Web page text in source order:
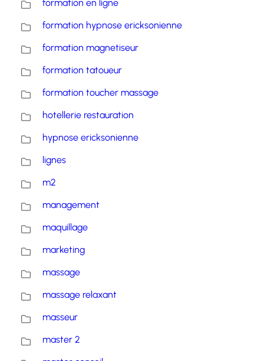
formation en ligne
formation hypnose ericksonienne
formation magnetiseur
formation tatoueur
formation toucher massage
hotellerie restauration
hypnose ericksonienne
lignes
m2
management
maquillage
marketing
massage
massage relaxant
masseur
master 2